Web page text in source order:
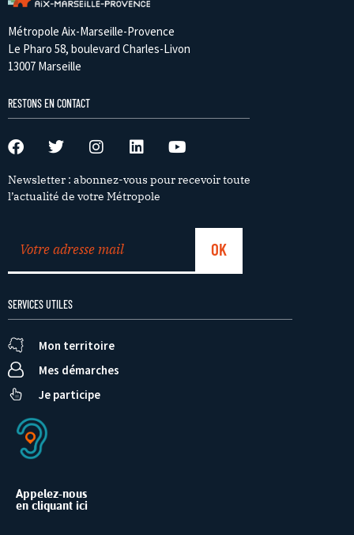
Métropole Aix-Marseille-Provence
Le Pharo 58, boulevard Charles-Livon
13007 Marseille
RESTONS EN CONTACT
Newsletter : abonnez-vous pour recevoir toute
l’actualité de votre Métropole
SERVICES UTILES
Mon territoire
Mes démarches
Je participe
Appelez-nous
en cliquant ici